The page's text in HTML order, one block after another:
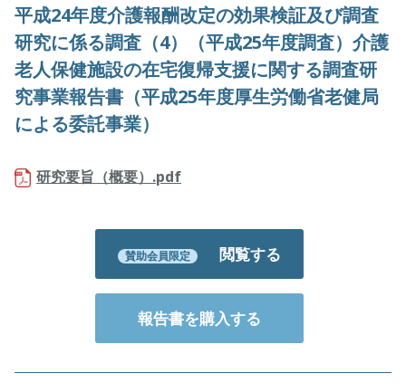
平成24年度介護報酬改定の効果検証及び調査
研究に係る調査（4）（平成25年度調査）介護
老人保健施設の在宅復帰支援に関する調査研
究事業報告書（平成25年度厚生労働省老健局
による委託事業）
研究要旨（概要）.pdf
賛助会員限定 閲覧する
報告書を購入する